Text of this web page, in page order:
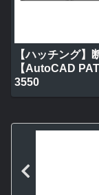
【ハッチング】
【AutoCAD
3550